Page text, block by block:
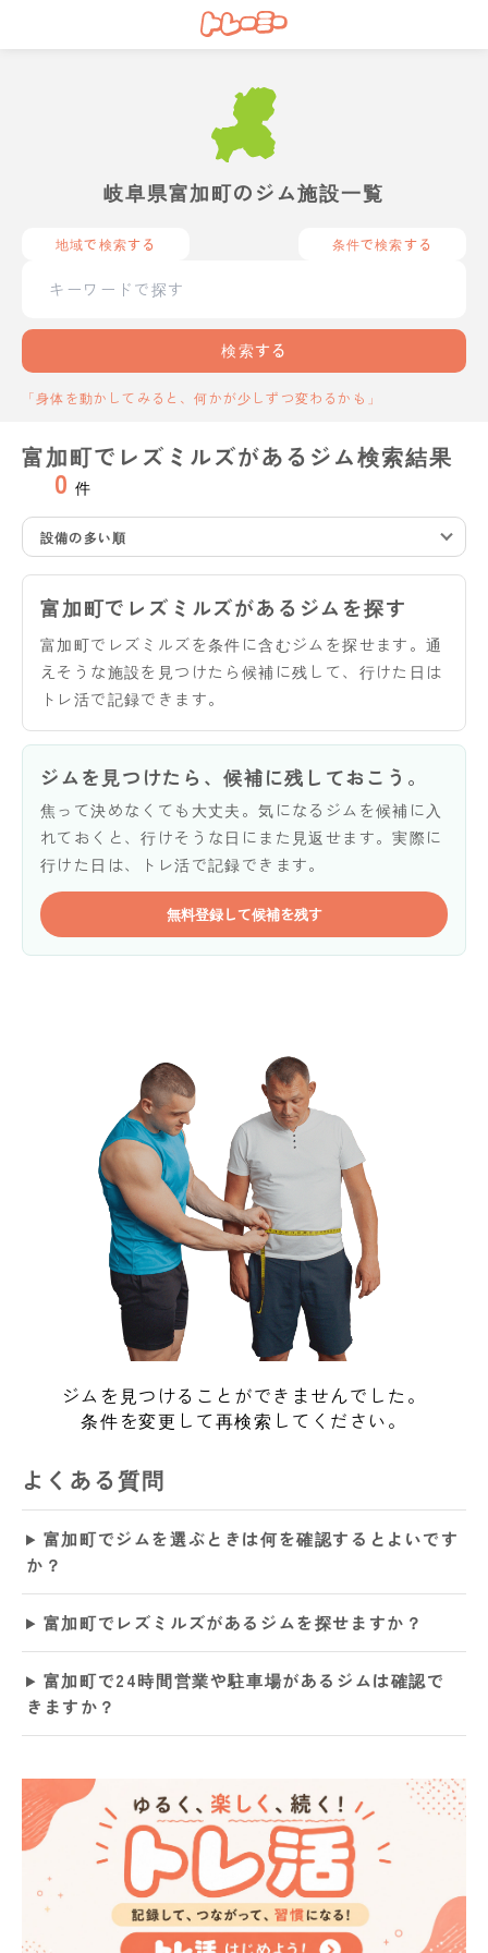
岐阜県富加町のジム施設一覧
地域で検索する 条件で検索する
検索する
「身体を動かしてみると、何かが少しずつ変わるかも」
富加町でレズミルズがあるジム検索結果
0 件
設備の多い順
富加町でレズミルズがあるジムを探す
富加町でレズミルズを条件に含むジムを探せます。通
えそうな施設を見つけたら候補に残して、行けた日は
トレ活で記録できます。
ジムを見つけたら、候補に残しておこう。
焦って決めなくても大丈夫。気になるジムを候補に入
れておくと、行けそうな日にまた見返せます。実際に
行けた日は、トレ活で記録できます。
無料登録して候補を残す
ジムを見つけることができませんでした。
条件を変更して再検索してください。
よくある質問
富加町でジムを選ぶときは何を確認するとよいです
か？
富加町でレズミルズがあるジムを探せますか？
富加町で24時間営業や駐車場があるジムは確認で
きますか？